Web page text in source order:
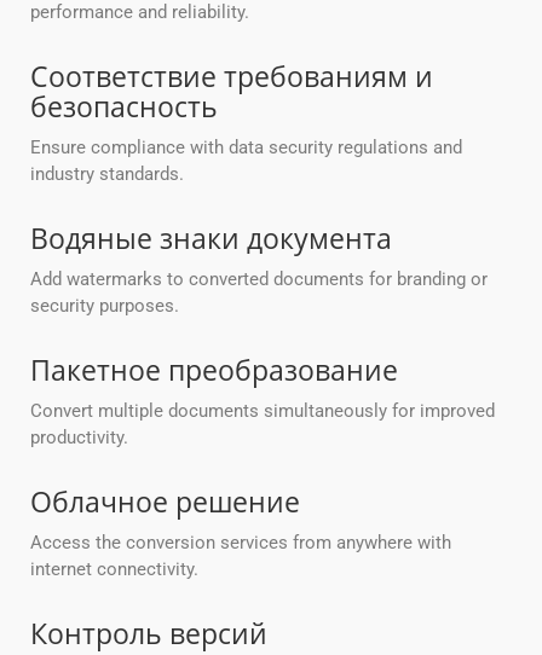
performance and reliability.
Соответствие требованиям и
безопасность
Ensure compliance with data security regulations and
industry standards.
Водяные знаки документа
Add watermarks to converted documents for branding or
security purposes.
Пакетное преобразование
Convert multiple documents simultaneously for improved
productivity.
Облачное решение
Access the conversion services from anywhere with
internet connectivity.
Контроль версий